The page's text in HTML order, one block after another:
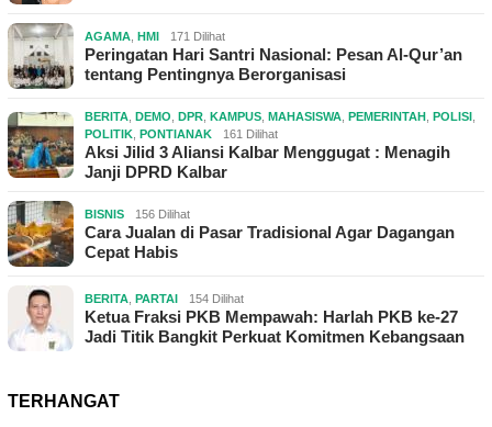
AGAMA HMI 171 Dilihat
Peringatan Hari Santri Nasional: Pesan Al-Qur’an
tentang Pentingnya Berorganisasi
BERITA DEMO DPR KAMPUS MAHASISWA PEMERINTAH POLISI
POLITIK PONTIANAK 161 Dilihat
Aksi Jilid 3 Aliansi Kalbar Menggugat : Menagih
Janji DPRD Kalbar
BISNIS 156 Dilihat
Cara Jualan di Pasar Tradisional Agar Dagangan
Cepat Habis
BERITA PARTAI 154 Dilihat
Ketua Fraksi PKB Mempawah: Harlah PKB ke-27
Jadi Titik Bangkit Perkuat Komitmen Kebangsaan
TERHANGAT